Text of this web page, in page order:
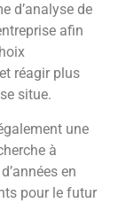
d’analyse de
afin
réagir plus
situe.
une
à
en
pour le futur